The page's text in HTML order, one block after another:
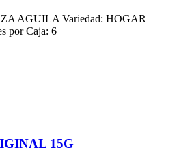
AGUILA Variedad: HOGAR
por Caja: 6
15G